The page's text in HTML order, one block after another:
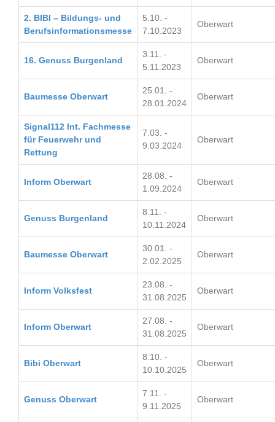
2. BIBI – Bildungs- und
Berufsinformationsmesse
5.10. -
7.10.2023
Oberwart
16. Genuss Burgenland
3.11. -
5.11.2023
Oberwart
Baumesse Oberwart
25.01. -
28.01.2024
Oberwart
Signal112 Int. Fachmesse
für Feuerwehr und
Rettung
7.03. -
9.03.2024
Oberwart
Inform Oberwart
28.08. -
1.09.2024
Oberwart
Genuss Burgenland
8.11. -
10.11.2024
Oberwart
Baumesse Oberwart
30.01. -
2.02.2025
Oberwart
Inform Volksfest
23.08. -
31.08.2025
Oberwart
Inform Oberwart
27.08. -
31.08.2025
Oberwart
Bibi Oberwart
8.10. -
10.10.2025
Oberwart
Genuss Oberwart
7.11. -
9.11.2025
Oberwart